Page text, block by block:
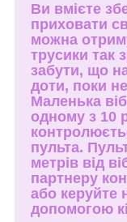
Ви вмієте
приховати
можна
трусики так
забути, що
доти, поки
Маленька
одному з 10
пульта.
метрів від
партнеру
або керуйте
допомогою